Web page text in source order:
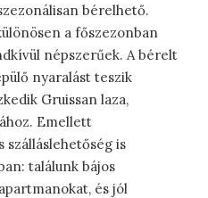
bérelhető.
a főszezonban
népszerűek. A bérelt
nyaralást teszik
Gruissan laza,
Emellett
szálláslehetőség is
találunk bájos
és jól